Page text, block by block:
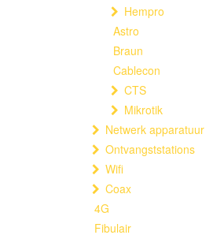
Hempro
Astro
Braun
Cablecon
CTS
Mikrotik
Netwerk apparatuur
Ontvangststations
Wifi
Coax
4G
Fibulair